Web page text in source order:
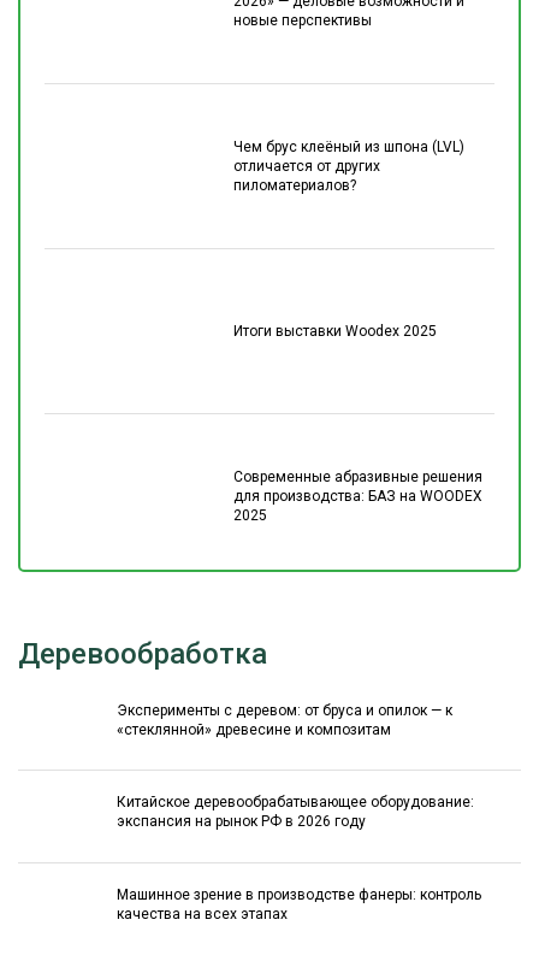
новые перспективы
Чем брус клеёный из шпона (LVL)
отличается от других
пиломатериалов?
Итоги выставки Woodex 2025
Современные абразивные решения
для производства: БАЗ на WOODEX
2025
Деревообработка
Эксперименты с деревом: от бруса и опилок — к
«стеклянной» древесине и композитам
Китайское деревообрабатывающее оборудование:
экспансия на рынок РФ в 2026 году
Машинное зрение в производстве фанеры: контроль
качества на всех этапах